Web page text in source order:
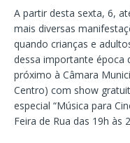
A partir desta sexta, 6,
mais diversas
quando crianças e
dessa importante época
próximo à Câmara
Centro) com show
especial “Música para
Feira de Rua das 19h às